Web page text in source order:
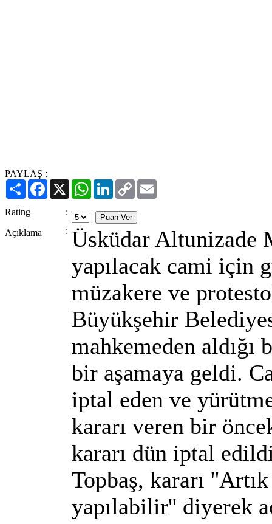
PAYLAŞ :
PaylaşFacebook
X WhatsAppLinkedIn
Copy
Link
Rating
:
Açıklama
: Üsküdar Altunizade
yapılacak cami için
müzakere ve
Büyükşehir
mahkemeden aldığı
bir aşamaya geldi.
iptal eden ve
kararı veren bir
kararı dün iptal
Topbaş, kararı
yapılabilir'' diyerek